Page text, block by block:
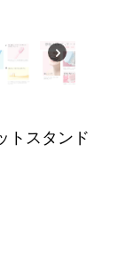
トスタンド